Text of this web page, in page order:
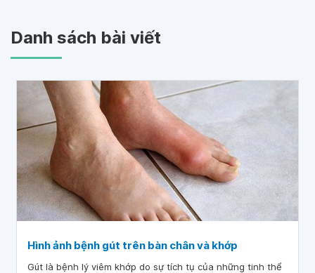
Danh sách bài viết
Hình ảnh bệnh gút trên bàn chân và khớp
Gút là bệnh lý viêm khớp do sự tích tụ của những tinh thể